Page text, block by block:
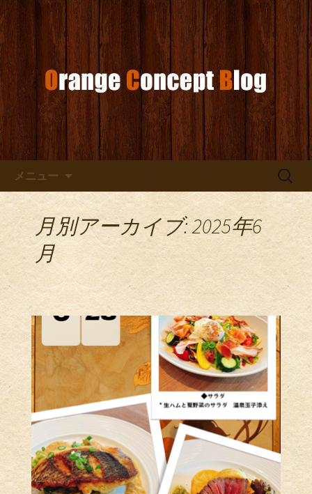
オレンジコンセプトブログ
お店からのお知らせ
メニュー
検
月別アーカイブ: 2025年6
月